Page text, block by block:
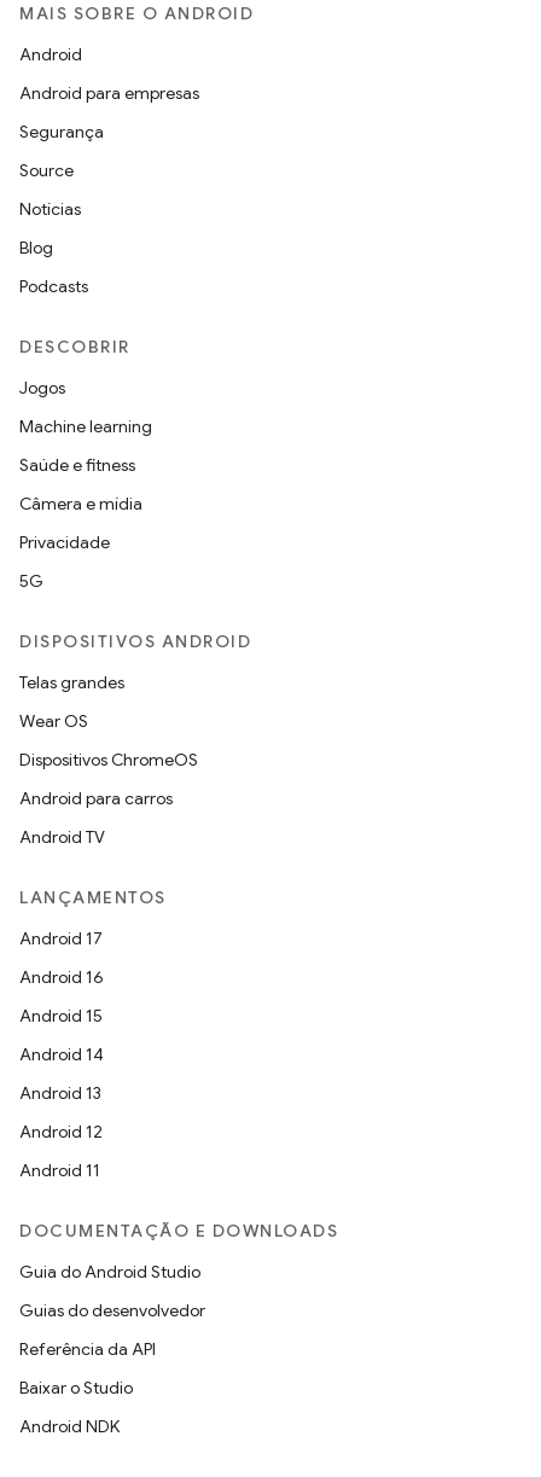
MAIS SOBRE O ANDROID
Android
Android para empresas
Segurança
Source
Notícias
Blog
Podcasts
DESCOBRIR
Jogos
Machine learning
Saúde e fitness
Câmera e mídia
Privacidade
5G
DISPOSITIVOS ANDROID
Telas grandes
Wear OS
Dispositivos ChromeOS
Android para carros
Android TV
LANÇAMENTOS
Android 17
Android 16
Android 15
Android 14
Android 13
Android 12
Android 11
DOCUMENTAÇÃO E DOWNLOADS
Guia do Android Studio
Guias do desenvolvedor
Referência da API
Baixar o Studio
Android NDK